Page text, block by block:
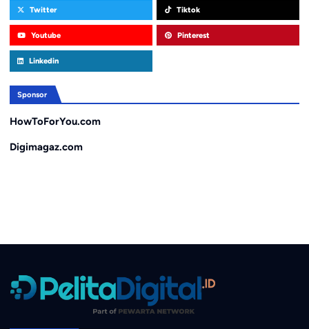
Twitter Tiktok
Youtube Pinterest
Linkedin
Sponsor
HowToForYou.com
Digimagaz.com